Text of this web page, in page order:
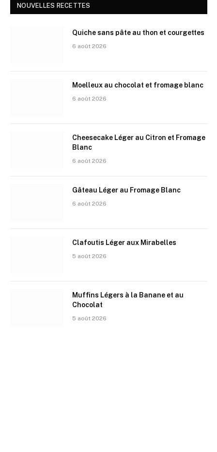
NOUVELLES RECETTES
Quiche sans pâte au thon et courgettes
6 août 2026
Moelleux au chocolat et fromage blanc
6 août 2026
Cheesecake Léger au Citron et Fromage
Blanc
6 août 2026
Gâteau Léger au Fromage Blanc
6 août 2026
Clafoutis Léger aux Mirabelles
5 août 2026
Muffins Légers à la Banane et au
Chocolat
5 août 2026